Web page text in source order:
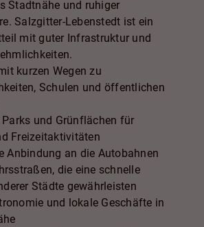
Stadtnähe und ruhiger
Salzgitter-Lebenstedt ist ein
mit guter Infrastruktur und
kurzen Wegen zu
Schulen und öffentlichen
Parks und Grünflächen für
Freizeitaktivitäten
Anbindung an die Autobahnen
die eine schnelle
Städte gewährleisten
und lokale Geschäfte in